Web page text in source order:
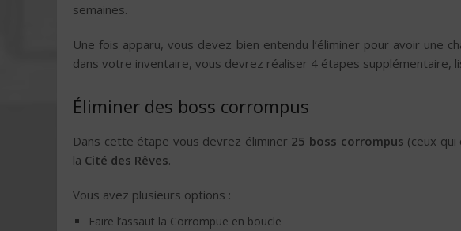
semaines.
Une fois apparu, vous devez bien entendu l’éliminer pour avoir une
dans votre inventaire, vous devrez réaliser 4 étapes supplémentaire,
Éliminer des boss corrompus
Dans cette étape vous devrez éliminer 25 boss corrompus (ceux
la Cité des Rêves.
Vous avez plusieurs options :
Faire l’assaut la Corrompue en boucle